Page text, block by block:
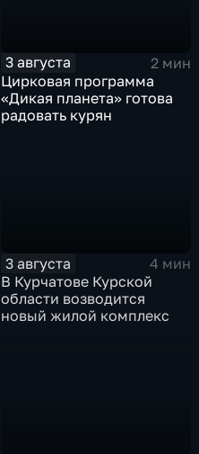
3 августа
2 мин
Цирковая программа
«Дикая планета» готова
радовать курян
3 августа
4 мин
В Курчатове Курской
области возводится
новый жилой комплекс